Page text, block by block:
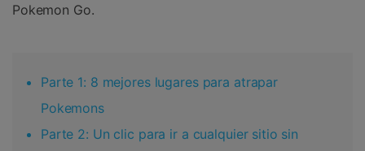
Pokemon Go.
Parte 1: 8 mejores lugares para atrapar
Pokemons
Parte 2: Un clic para ir a cualquier sitio sin